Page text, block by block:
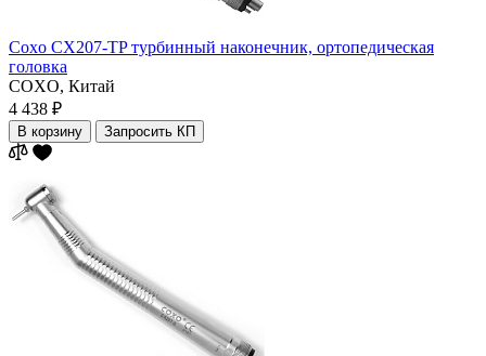
Coxo CX207-TP турбинный наконечник, ортопедическая
головка
COXO, Китай
4 438 ₽
В корзину Запросить КП